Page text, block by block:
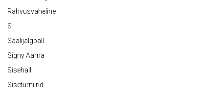
Rahvusvaheline
S
Saalijalgpall
Signy Aarna
Sisehall
Siseturniirid